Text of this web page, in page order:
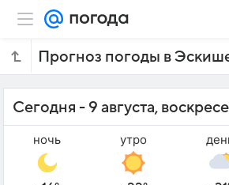
Сегодня - 9 августа,
ночь утро